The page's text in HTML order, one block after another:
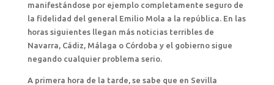
manifestándose por ejemplo completamente seguro de
la fidelidad del general Emilio Mola a la república. En las
horas siguientes llegan más noticias terribles de
Navarra, Cádiz, Málaga o Córdoba y el gobierno sigue
negando cualquier problema serio.
A primera hora de la tarde, se sabe que en Sevilla